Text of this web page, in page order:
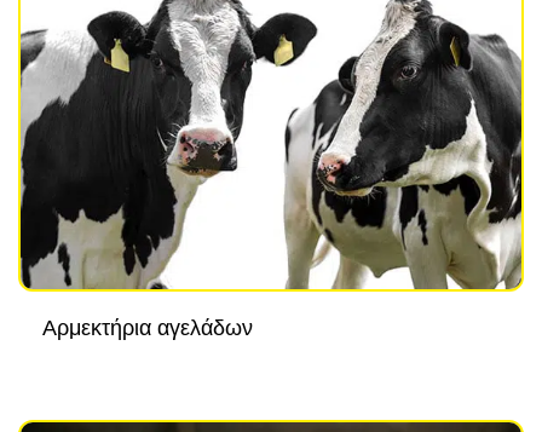
Αρμεκτήρια αγελάδων